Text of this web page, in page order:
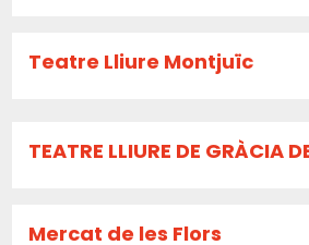
Teatre Lliure Montjuïc
TEATRE LLIURE DE GRÀCIA
Mercat de les Flors